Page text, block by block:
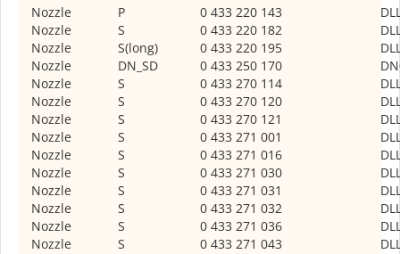
Nozzle
P 0 433 220 143
Nozzle
S 0 433 220 182
Nozzle
S(long) 0 433 220 195
Nozzle
DN_SD 0 433 250 170
Nozzle
S 0 433 270 114
Nozzle
S 0 433 270 120
Nozzle
S 0 433 270 121
Nozzle
S 0 433 271 001
Nozzle
S 0 433 271 016
Nozzle
S 0 433 271 030
Nozzle
S 0 433 271 031
Nozzle
S 0 433 271 032
Nozzle
S 0 433 271 036
Nozzle
S 0 433 271 043